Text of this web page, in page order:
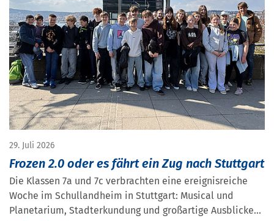
29. Juli 2026
Frozen 2.0 oder es fährt ein Zug nach Stuttgart
Die Klassen 7a und 7c verbrachten eine ereignisreiche
Woche im Schullandheim in Stuttgart: Musical und
Planetarium, Stadterkundung und großartige Ausblicke...